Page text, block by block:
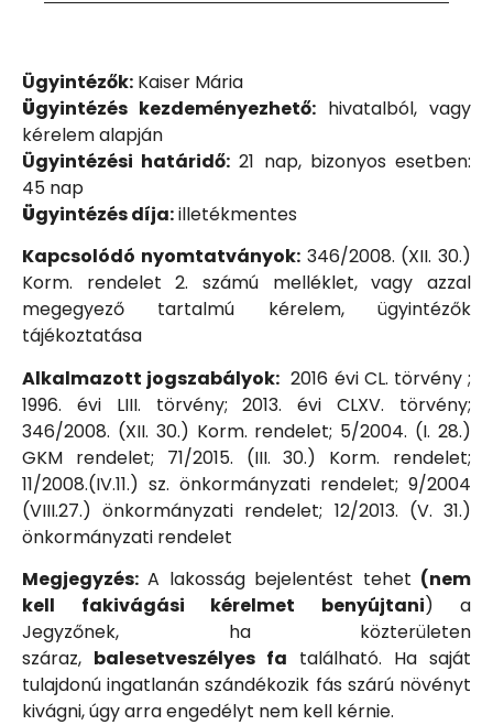
Ügyintézők: Kaiser Mária
Ügyintézés kezdeményezhető: hivatalból, vagy
kérelem alapján
Ügyintézési határidő: 21 nap, bizonyos esetben:
45 nap
Ügyintézés díja:illetékmentes
Kapcsolódó nyomtatványok:346/2008. (XII. 30.)
Korm. rendelet 2. számú melléklet, vagy azzal
megegyező tartalmú kérelem, ügyintézők
tájékoztatása
Alkalmazott jogszabályok: 2016 évi CL. törvény ;
1996. évi LIII. törvény; 2013. évi CLXV. törvény;
346/2008. (XII. 30.) Korm. rendelet; 5/2004. (I. 28.)
GKM rendelet; 71/2015. (III. 30.) Korm. rendelet;
11/2008.(IV.11.) sz. önkormányzati rendelet; 9/2004
(VIII.27.) önkormányzati rendelet; 12/2013. (V. 31.)
önkormányzati rendelet
Megjegyzés: A lakosság bejelentést tehet (nem
kell fakivágási kérelmet benyújtani) a
Jegyzőnek, ha közterületen
száraz, balesetveszélyes fa található. Ha saját
tulajdonú ingatlanán szándékozik fás szárú növényt
kivágni, úgy arra engedélyt nem kell kérnie.